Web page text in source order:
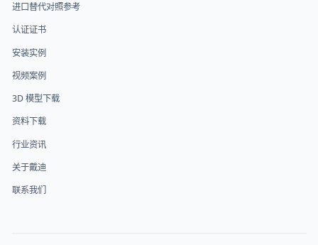
进口替代对照参考
认证证书
安装实例
视频案例
3D 模型下载
资料下载
行业资讯
关于戴迪
联系我们